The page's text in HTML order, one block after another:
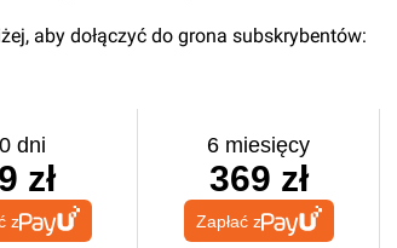
aby dołączyć do grona subskrybentów:
dni
zł
z
6 miesięcy
369 zł
Zapłać z